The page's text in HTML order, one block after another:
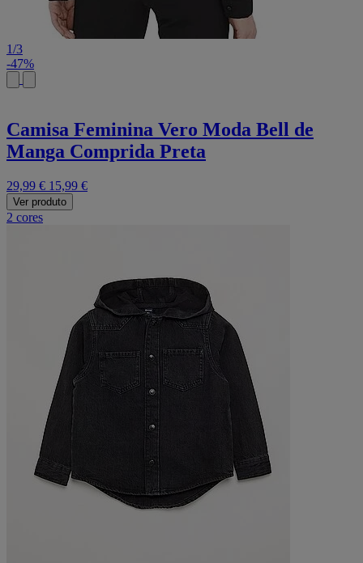
1/3
-47%
Camisa Feminina Vero Moda Bell de
Manga Comprida Preta
29,99 € 15,99 €
Ver produto
2 cores